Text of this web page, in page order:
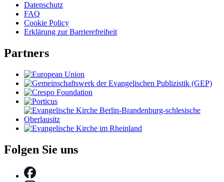
Datenschutz
FAQ
Cookie Policy
Erklärung zur Barrierefreiheit
Partners
Folgen Sie uns